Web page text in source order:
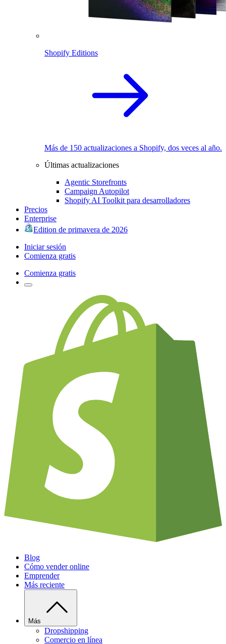
Shopify Editions
Más de 150 actualizaciones a Shopify, dos veces al año.
Últimas actualizaciones
Agentic Storefronts
Campaign Autopilot
Shopify AI Toolkit para desarrolladores
Precios
Enterprise
Edition de primavera de 2026
Iniciar sesión
Comienza gratis
Comienza gratis
Blog
Cómo vender online
Emprender
Más reciente
Más
Dropshipping
Comercio en línea